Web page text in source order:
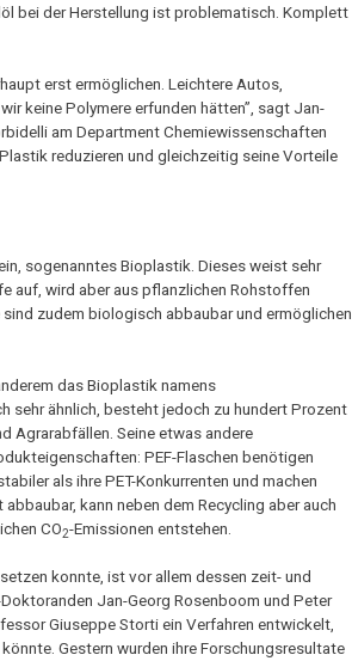
bei der Herstellung ist problematisch. Komplett
erst ermöglichen. Leichtere Autos,
keine Polymere erfunden hätten”, sagt Jan-
am Department Chemiewissenschaften
reduzieren und gleichzeitig seine Vorteile
sogenanntes Bioplastik. Dieses weist sehr
auf, wird aber aus pflanzlichen Rohstoffen
zudem biologisch abbaubar und ermöglichen
das Bioplastik namens
sehr ähnlich, besteht jedoch zu hundert Prozent
Agrarabfällen. Seine etwas andere
PEF-Flaschen benötigen
als ihre PET-Konkurrenten und machen
kann neben dem Recycling aber auch
CO2-Emissionen entstehen.
konnte, ist vor allem dessen zeit- und
Jan-Georg Rosenboom und Peter
Giuseppe Storti ein Verfahren entwickelt,
Gestern wurden ihre Forschungsresultate